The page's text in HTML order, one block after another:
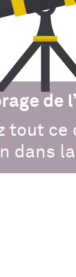
de
tout ce
dans